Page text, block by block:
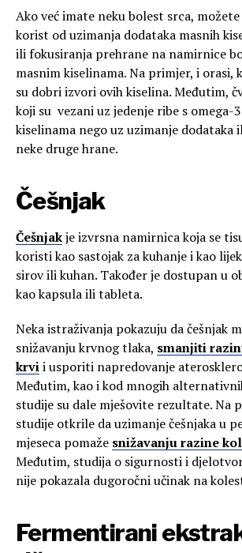
Ako već imate neku bolest srca,
korist od uzimanja dodataka masnih
ili fokusiranja prehrane na namirnice
masnim kiselinama. Na primjer, i orasi,
su dobri izvori ovih kiselina. Međutim,
koji su vezani uz jedenje ribe s omega-
kiselinama nego uz uzimanje dodataka
neke druge hrane.
Češnjak
Češnjakje izvrsna namirnica koja se
koristi kao sastojak za kuhanje i kao
sirov ili kuhan. Također je dostupan u
kao kapsula ili tableta.
Neka istraživanja pokazuju da češnjak
snižavanju krvnog tlaka, smanjiti
krvii usporiti napredovanje
Međutim, kao i kod mnogih
studije su dale mješovite rezultate. Na
studije otkrile da uzimanje češnjaka u
mjeseca pomaže snižavanju razine
Međutim, studija o sigurnosti i
nije pokazala dugoročni učinak na
Fermentirani